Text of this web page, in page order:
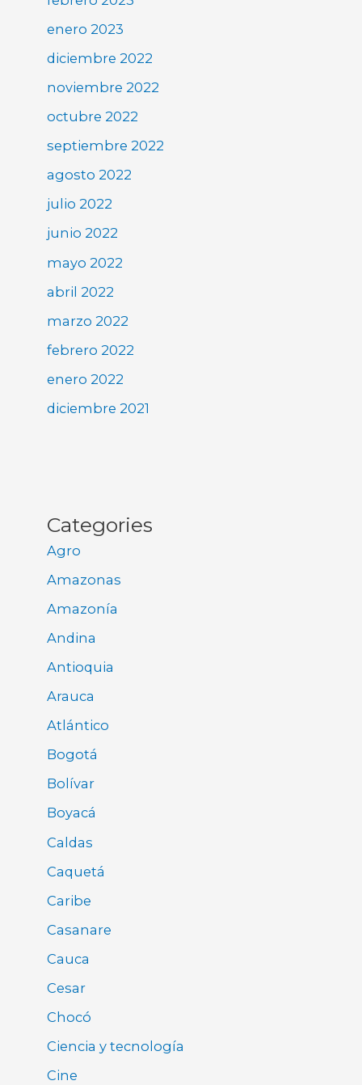
enero 2023
diciembre 2022
noviembre 2022
octubre 2022
septiembre 2022
agosto 2022
julio 2022
junio 2022
mayo 2022
abril 2022
marzo 2022
febrero 2022
enero 2022
diciembre 2021
Categories
Agro
Amazonas
Amazonía
Andina
Antioquia
Arauca
Atlántico
Bogotá
Bolívar
Boyacá
Caldas
Caquetá
Caribe
Casanare
Cauca
Cesar
Chocó
Ciencia y tecnología
Cine